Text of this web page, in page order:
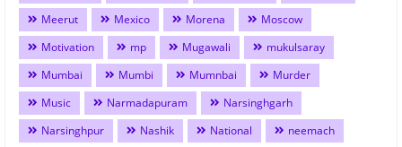
Meerut
Mexico Morena
Moscow
Motivation
mp Mugawali
mukulsaray
Mumbai
Mumbi Mumnbai
Murder
Music
Narmadapuram
Narsinghgarh
Narsinghpur
Nashik National
neemach